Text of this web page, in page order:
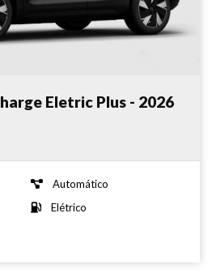
Eletric Plus - 2026
Automático
Elétrico